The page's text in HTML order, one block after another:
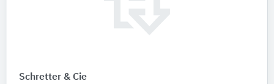
Schretter & Cie